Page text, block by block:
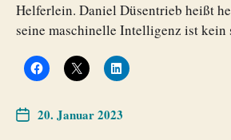
Helferlein. Daniel Düsentrieb heißt
seine maschinelle Intelligenz ist
20. Januar 2023